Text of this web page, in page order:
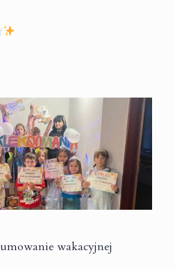
wakacyjnej